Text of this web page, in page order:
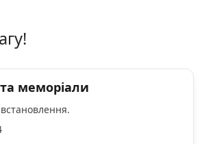
меморіали